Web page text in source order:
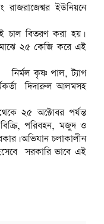
ইউনিয়নে
চাল বিতরণ করা হয়।
২৫ কেজি করে এই
নির্মল কৃষ্ণ পাল, ট্যাগ
দিদারুল আলমসহ
২৫ অক্টোবর পর্যন্ত
পরিবহন, মজুদ ও
চলাকালীন
সরকারি ভাবে এই